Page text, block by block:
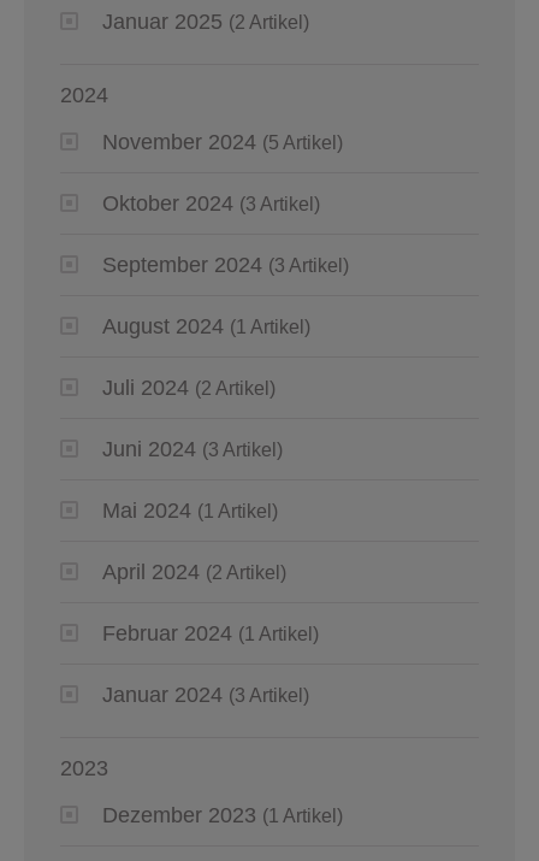
Januar 2025 (2 Artikel)
2024
November 2024 (5 Artikel)
Oktober 2024 (3 Artikel)
September 2024 (3 Artikel)
August 2024 (1 Artikel)
Juli 2024 (2 Artikel)
Juni 2024 (3 Artikel)
Mai 2024 (1 Artikel)
April 2024 (2 Artikel)
Februar 2024 (1 Artikel)
Januar 2024 (3 Artikel)
2023
Dezember 2023 (1 Artikel)